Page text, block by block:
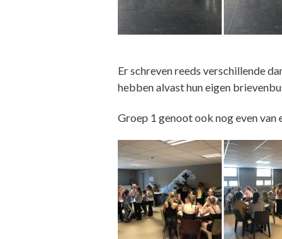
Er schreven reeds verschillende
hebben alvast hun eigen
Groep 1 genoot ook nog even van